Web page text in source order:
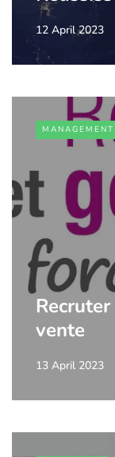
12 April 2023
MANAGEMENT
vente
13 April 2023